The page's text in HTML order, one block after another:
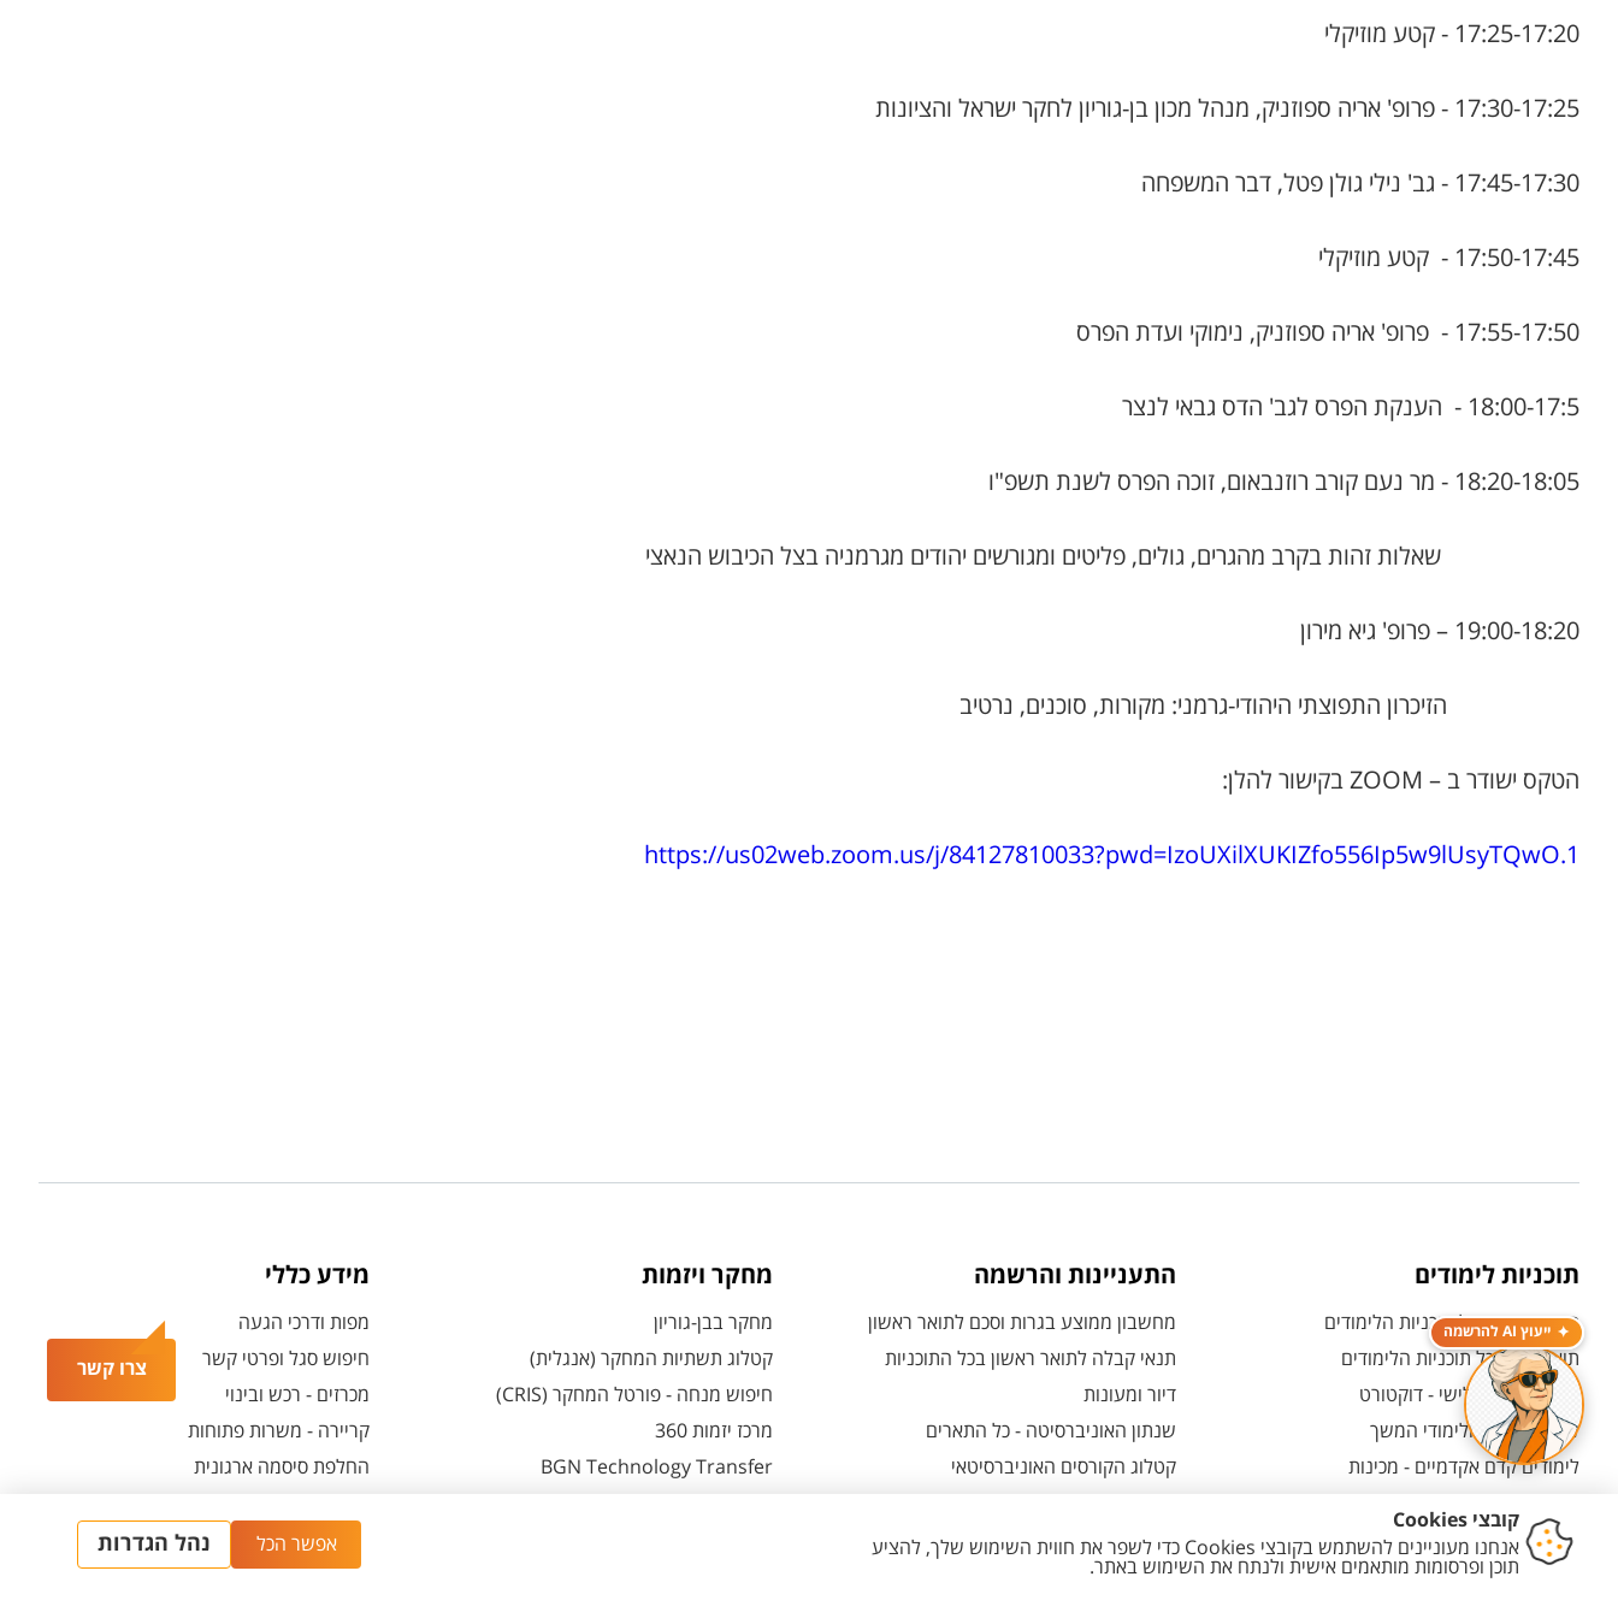
צרו קשר
ייעוץ AI להרשמה
17:25-17:20 - קטע מוזיקלי
17:30-17:25 - פרופ' אריה ספוזניק, מנהל מכון בן-גוריון לחקר ישראל והציונות
17:45-17:30 - גב' נילי גולן פטל, דבר המשפחה
17:50-17:45 - קטע מוזיקלי
17:55-17:50 - פרופ' אריה ספוזניק, נימוקי ועדת הפרס
18:00-17:5 - הענקת הפרס לגב' הדס גבאי לנצר
18:20-18:05 - מר נעם קורב רוזנבאום, זוכה הפרס לשנת תשפ"ו
שאלות זהות בקרב מהגרים, גולים, פליטים ומגורשים יהודים מגרמניה בצל הכיבוש הנאצי
19:00-18:20 – פרופ' גיא מירון
הזיכרון התפוצתי היהודי-גרמני: מקורות, סוכנים, נרטיב
הטקס ישודר ב – ZOOM בקישור להלן:
https://us02web.zoom.us/j/84127810033?pwd=IzoUXilXUKIZfo556Ip5w9lUsyTQwO.1
תוכניות לימודים
תואר ראשון - כל תוכניות הלימודים
תואר שני - כל תוכניות הלימודים
לימודי תואר שלישי - דוקטורט
לימודי תעודה ולימודי המשך
לימודים קדם אקדמיים - מכינות
תוכניות בין-לאומיות
התעניינות והרשמה
מחשבון ממוצע בגרות וסכם לתואר ראשון
תנאי קבלה לתואר ראשון בכל התוכניות
דיור ומעונות
שנתון האוניברסיטה - כל התארים
קטלוג הקורסים האוניברסיטאי
אחרי שהתקבלת - כל מה שצריך לדעת
מחקר ויזמות
מחקר בבן-גוריון
קטלוג תשתיות המחקר (אנגלית)
חיפוש מנחה - פורטל המחקר (CRIS)
מרכז יזמות 360
BGN Technology Transfer
מידע כללי
מפות ודרכי הגעה
חיפוש סגל ופרטי קשר
מכרזים - רכש ובינוי
קריירה - משרות פתוחות
החלפת סיסמה ארגונית
חירום